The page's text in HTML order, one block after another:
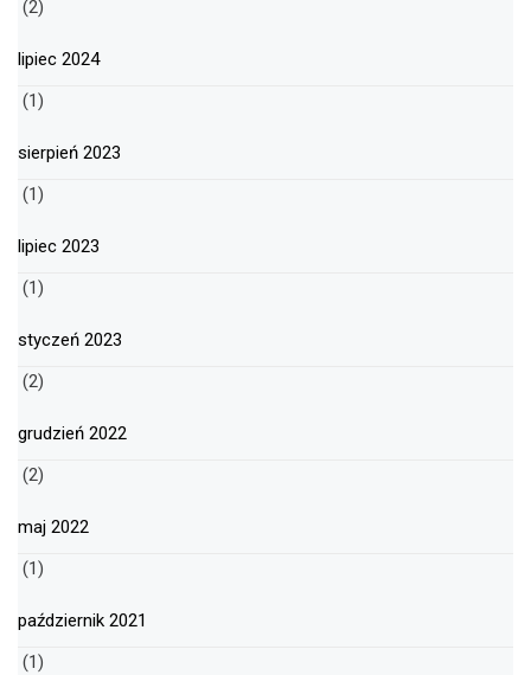
(2)
lipiec 2024
(1)
sierpień 2023
(1)
lipiec 2023
(1)
styczeń 2023
(2)
grudzień 2022
(2)
maj 2022
(1)
październik 2021
(1)